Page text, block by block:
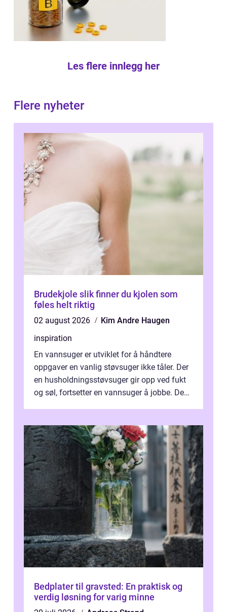
Les flere innlegg her
Flere nyheter
Brudekjole slik finner du kjolen som
føles helt riktig
02 august 2026
Kim Andre Haugen
inspiration
En vannsuger er utviklet for å håndtere
oppgaver en vanlig støvsuger ikke tåler. Der
en husholdningsstøvsuger gir opp ved fukt
og søl, fortsetter en vannsuger å jobbe. Den
Bedplater til gravsted: En praktisk og
verdig løsning for varig minne